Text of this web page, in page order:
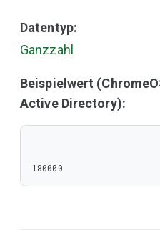
Datentyp:
Ganzzahl
Beispielwert
Active Directory):
180000